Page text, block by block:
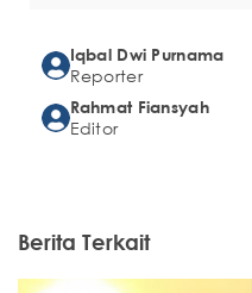
Iqbal Dwi Purnama
Reporter
Rahmat Fiansyah
Editor
Berita Terkait